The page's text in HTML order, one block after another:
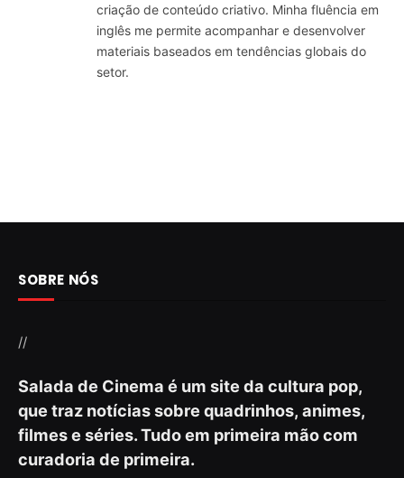
criação de conteúdo criativo. Minha fluência em
inglês me permite acompanhar e desenvolver
materiais baseados em tendências globais do
setor.
SOBRE NÓS
//
Salada de Cinema é um site da cultura pop,
que traz notícias sobre quadrinhos, animes,
filmes e séries. Tudo em primeira mão com
curadoria de primeira.